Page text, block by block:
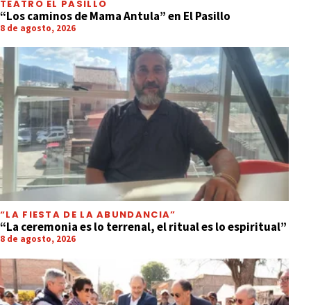
TEATRO EL PASILLO
“Los caminos de Mama Antula” en El Pasillo
8 de agosto, 2026
“LA FIESTA DE LA ABUNDANCIA”
“La ceremonia es lo terrenal, el ritual es lo espiritual”
8 de agosto, 2026